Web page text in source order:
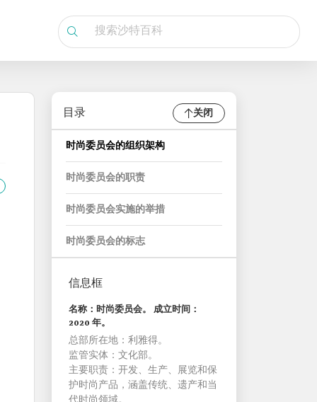
目录 关闭
时尚委员会的组织架构
时尚委员会的职责
时尚委员会实施的举措
时尚委员会的标志
信息框
名称：时尚委员会。 成立时间：
2020 年。
总部所在地：利雅得。
监管实体：文化部。
主要职责：开发、生产、展览和保
护时尚产品，涵盖传统、遗产和当